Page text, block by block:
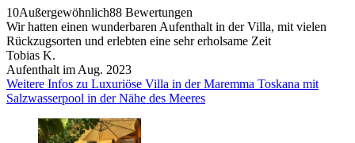
10Außergewöhnlich88 Bewertungen
Wir hatten einen wunderbaren Aufenthalt in der Villa, mit vielen
Rückzugsorten und erlebten eine sehr erholsame Zeit
Tobias K.
Aufenthalt im Aug. 2023
Weitere Infos zu Luxuriöse Villa in der Maremma Toskana mit
Salzwasserpool in der Nähe des Meeres